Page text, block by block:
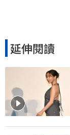
延伸閱讀